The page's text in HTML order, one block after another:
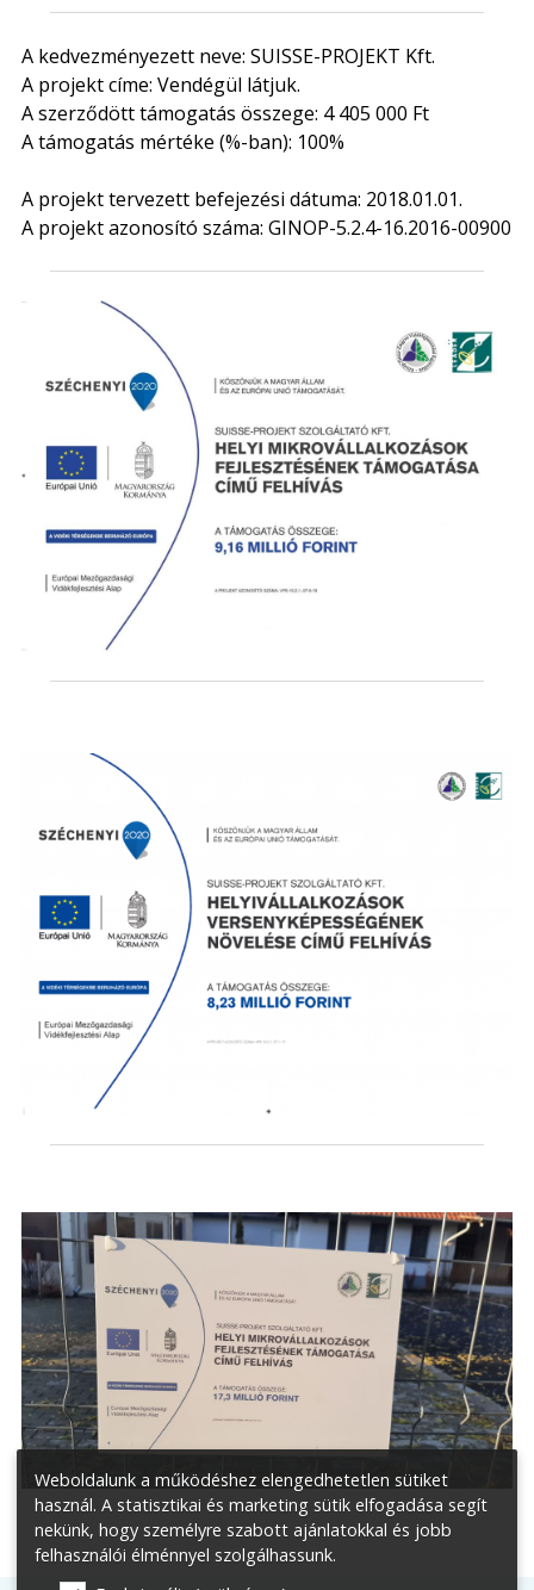
A kedvezményezett neve: SUISSE-PROJEKT Kft.
A projekt címe: Vendégül látjuk.
A szerződött támogatás összege: 4 405 000 Ft
A támogatás mértéke (%-ban): 100%
A projekt tervezett befejezési dátuma: 2018.01.01.
A projekt azonosító száma: GINOP-5.2.4-16.2016-00900
Weboldalunk a működéshez elengedhetetlen sütiket
használ. A statisztikai és marketing sütik elfogadása segít
nekünk, hogy személyre szabott ajánlatokkal és jobb
felhasználói élménnyel szolgálhassunk.